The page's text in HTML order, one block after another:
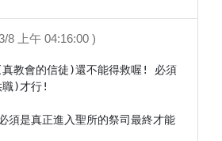
8 上午 04:16:00 )
教會的信徒)還不能得救喔! 必須
職)才行!
須是真正進入聖所的祭司最終才能